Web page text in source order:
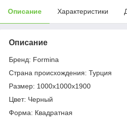
Описание Характеристики
Описание
Бренд: Formina
Страна происхождения: Турция
Размер: 1000х1000х1900
Цвет: Черный
Форма: Квадратная